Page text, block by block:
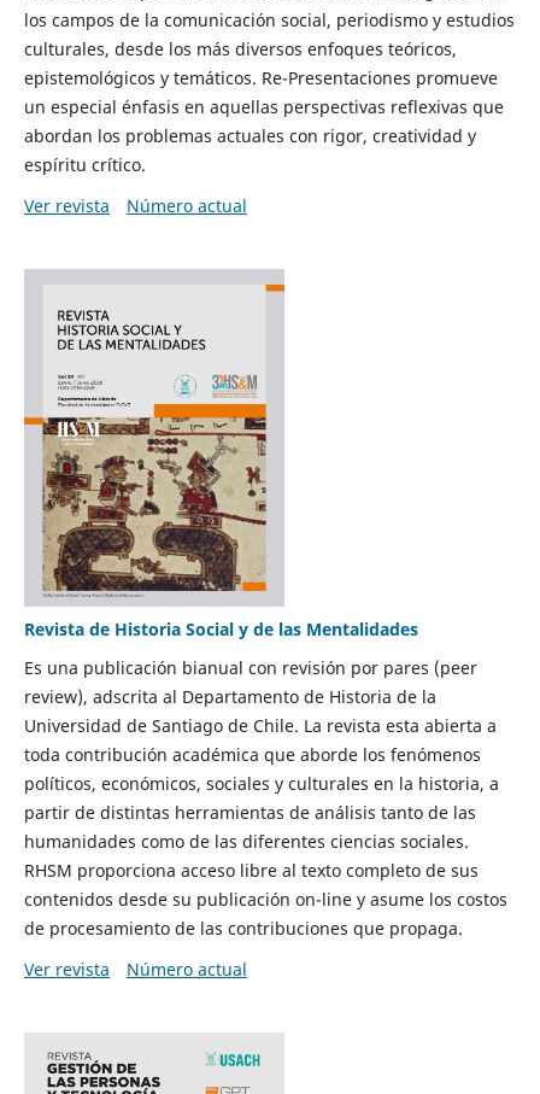
los campos de la comunicación social, periodismo y estudios
culturales, desde los más diversos enfoques teóricos,
epistemológicos y temáticos. Re-Presentaciones promueve
un especial énfasis en aquellas perspectivas reflexivas que
abordan los problemas actuales con rigor, creatividad y
espíritu crítico.
Ver revista
Número actual
Revista de Historia Social y de las Mentalidades
Es una publicación bianual con revisión por pares (peer
review), adscrita al Departamento de Historia de la
Universidad de Santiago de Chile. La revista esta abierta a
toda contribución académica que aborde los fenómenos
políticos, económicos, sociales y culturales en la historia, a
partir de distintas herramientas de análisis tanto de las
humanidades como de las diferentes ciencias sociales.
RHSM proporciona acceso libre al texto completo de sus
contenidos desde su publicación on-line y asume los costos
de procesamiento de las contribuciones que propaga.
Ver revista
Número actual